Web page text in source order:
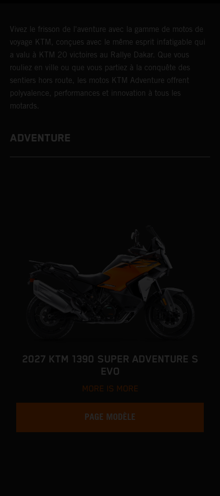
Vivez le frisson de l'aventure avec la gamme de motos de
voyage KTM, conçues avec le même esprit infatigable qui
a valu à KTM 20 victoires au Rallye Dakar. Que vous
rouliez en ville ou que vous partiez à la conquête des
sentiers hors route, les motos KTM Adventure offrent
polyvalence, performances et innovation à tous les
motards.
ADVENTURE
2027 KTM 1390 SUPER ADVENTURE S
EVO
MORE IS MORE
PAGE MODÈLE